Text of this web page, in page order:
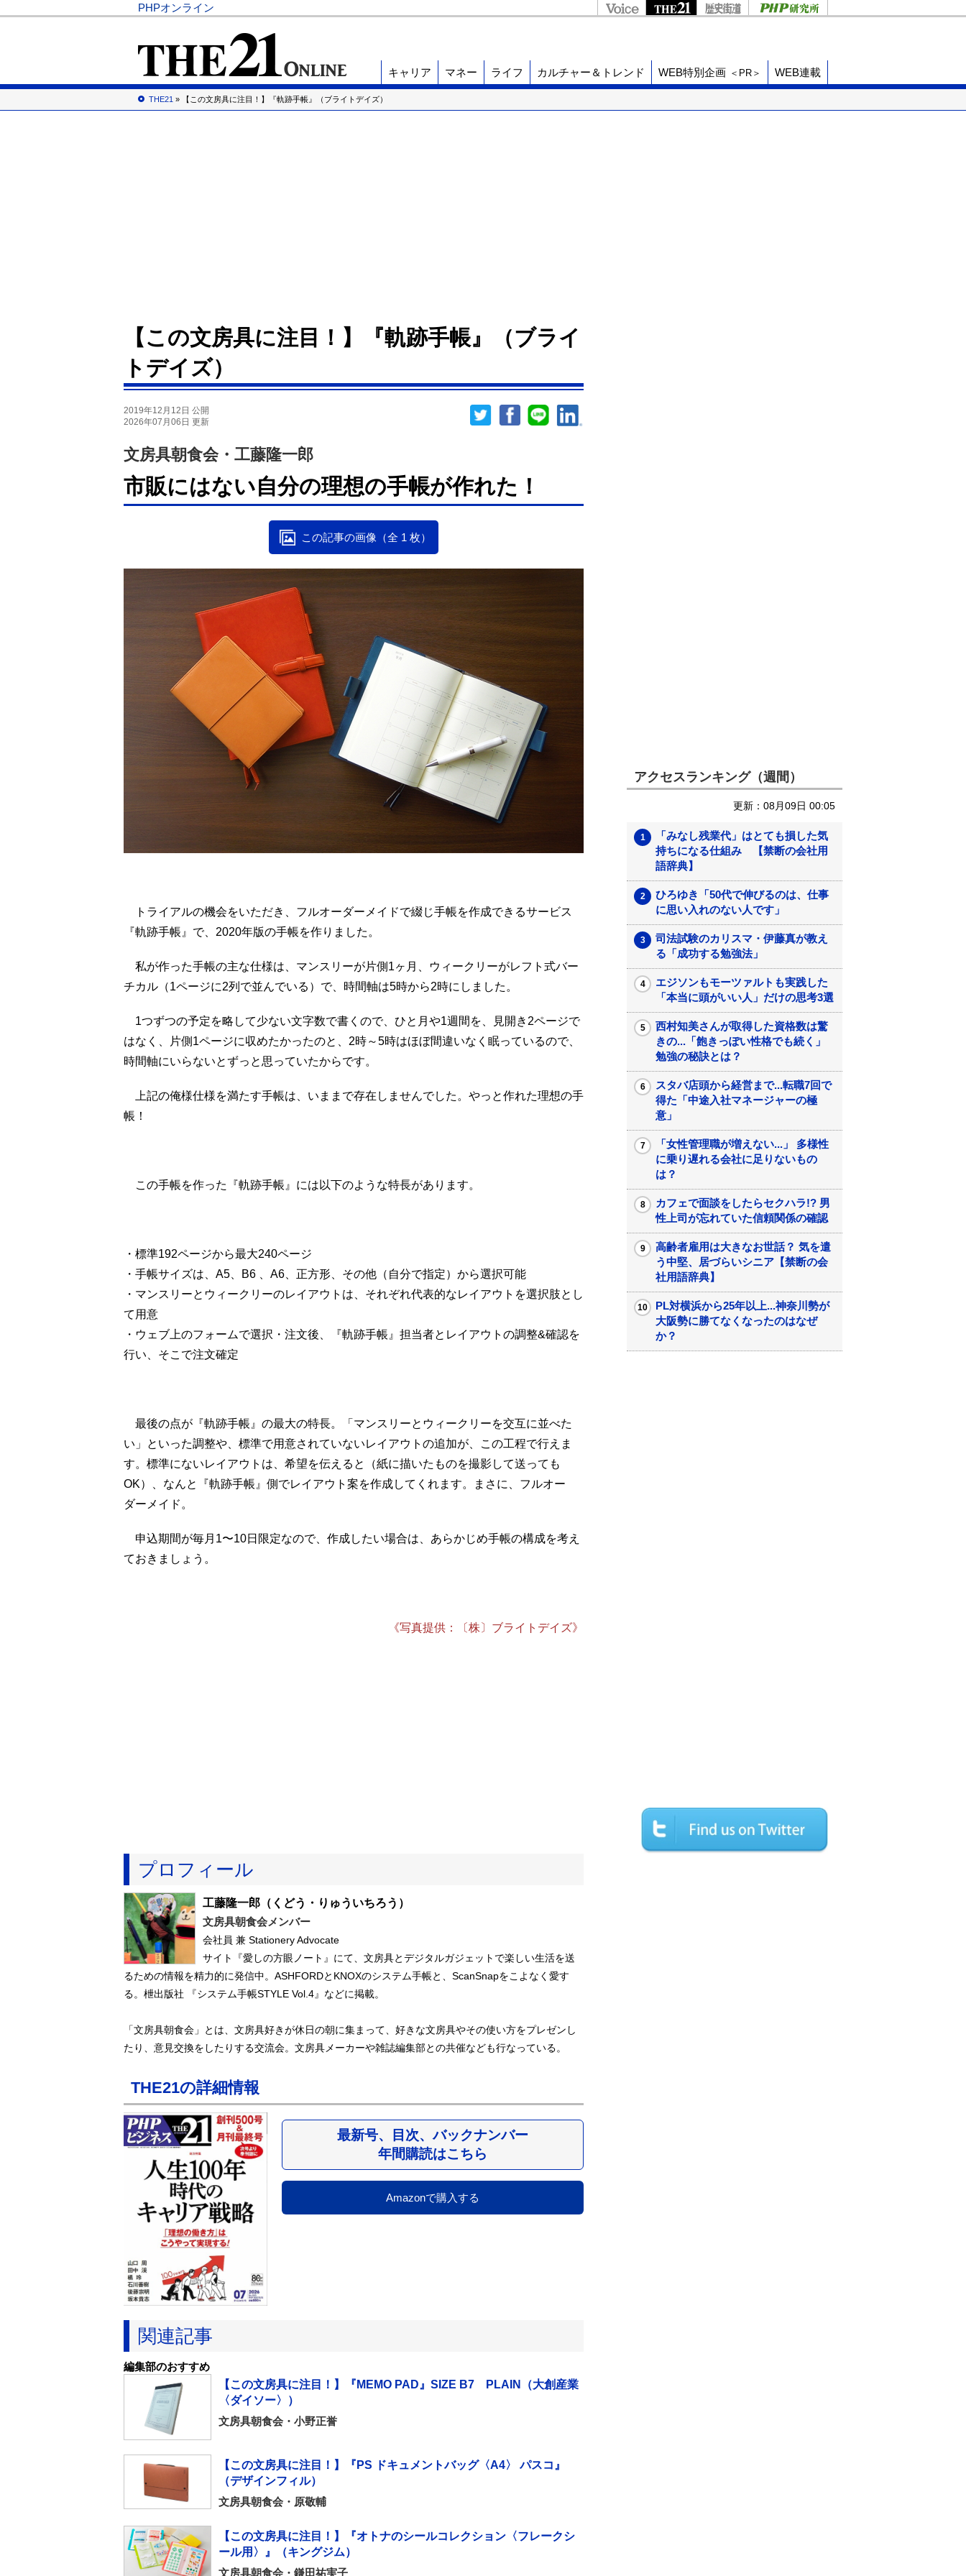
PHPオンライン
キャリア マネー ライフ カルチャー＆トレンド WEB特別企画 ＜PR＞ WEB連載
THE21 » 【この文房具に注目！】『軌跡手帳』（ブライトデイズ）
【この文房具に注目！】『軌跡手帳』（ブライ
トデイズ）
2019年12月12日 公開
2026年07月06日 更新
文房具朝食会・工藤隆一郎
市販にはない自分の理想の手帳が作れた！
この記事の画像（全 1 枚）
トライアルの機会をいただき、フルオーダーメイドで綴じ手帳を作成できるサービス
『軌跡手帳』で、2020年版の手帳を作りました。
私が作った手帳の主な仕様は、マンスリーが片側1ヶ月、ウィークリーがレフト式バー
チカル（1ページに2列で並んでいる）で、時間軸は5時から2時にしました。
1つずつの予定を略して少ない文字数で書くので、ひと月や1週間を、見開き2ページで
はなく、片側1ページに収めたかったのと、2時～5時はほぼ間違いなく眠っているので、
時間軸にいらないとずっと思っていたからです。
上記の俺様仕様を満たす手帳は、いままで存在しませんでした。やっと作れた理想の手
帳！
この手帳を作った『軌跡手帳』には以下のような特長があります。
・標準192ページから最大240ページ
・手帳サイズは、A5、B6 、A6、正方形、その他（自分で指定）から選択可能
・マンスリーとウィークリーのレイアウトは、それぞれ代表的なレイアウトを選択肢とし
て用意
・ウェブ上のフォームで選択・注文後、『軌跡手帳』担当者とレイアウトの調整&確認を
行い、そこで注文確定
最後の点が『軌跡手帳』の最大の特長。「マンスリーとウィークリーを交互に並べた
い」といった調整や、標準で用意されていないレイアウトの追加が、この工程で行えま
す。標準にないレイアウトは、希望を伝えると（紙に描いたものを撮影して送っても
OK）、なんと『軌跡手帳』側でレイアウト案を作成してくれます。まさに、フルオー
ダーメイド。
申込期間が毎月1〜10日限定なので、作成したい場合は、あらかじめ手帳の構成を考え
ておきましょう。
《写真提供：〔株〕ブライトデイズ》
プロフィール
工藤隆一郎 （くどう・りゅういちろう）
文房具朝食会メンバー
会社員 兼 Stationery Advocate
サイト『愛しの方眼ノート』にて、文房具とデジタルガジェットで楽しい生活を送
るための情報を精力的に発信中。ASHFORDとKNOXのシステム手帳と、ScanSnapをこよなく愛す
る。枻出版社 『システム手帳STYLE Vol.4』などに掲載。
「文房具朝食会」とは、文房具好きが休日の朝に集まって、好きな文房具やその使い方をプレゼンし
たり、意見交換をしたりする交流会。文房具メーカーや雑誌編集部との共催なども行なっている。
THE21の詳細情報
最新号、目次、バックナンバー
年間購読はこちら
Amazonで購入する
関連記事
編集部のおすすめ
【この文房具に注目！】『MEMO PAD』SIZE B7 PLAIN（大創産業
〈ダイソー〉）
文房具朝食会・小野正誉
【この文房具に注目！】『PS ドキュメントバッグ〈A4〉 パスコ』
（デザインフィル）
文房具朝食会・原敬輔
【この文房具に注目！】『オトナのシールコレクション〈フレークシ
ール用〉』（キングジム）
文房具朝食会・鎌田祐実子
アクセスランキング（週間）
更新：08月09日 00:05
「みなし残業代」はとても損した気
持ちになる仕組み 【禁断の会社用
語辞典】
ひろゆき「50代で伸びるのは、仕事
に思い入れのない人です」
司法試験のカリスマ・伊藤真が教え
る「成功する勉強法」
エジソンもモーツァルトも実践した
「本当に頭がいい人」だけの思考3選
西村知美さんが取得した資格数は驚
きの...「飽きっぽい性格でも続く」
勉強の秘訣とは？
スタバ店頭から経営まで...転職7回で
得た「中途入社マネージャーの極
意」
「女性管理職が増えない...」 多様性
に乗り遅れる会社に足りないもの
は？
カフェで面談をしたらセクハラ!? 男
性上司が忘れていた信頼関係の確認
高齢者雇用は大きなお世話？ 気を遣
う中堅、居づらいシニア【禁断の会
社用語辞典】
PL対横浜から25年以上...神奈川勢が
大阪勢に勝てなくなったのはなぜ
か？